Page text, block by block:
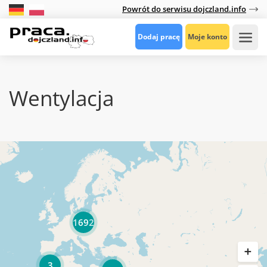
Powrót do serwisu dojczland.info
Dodaj pracę Moje konto
Wentylacja
1692